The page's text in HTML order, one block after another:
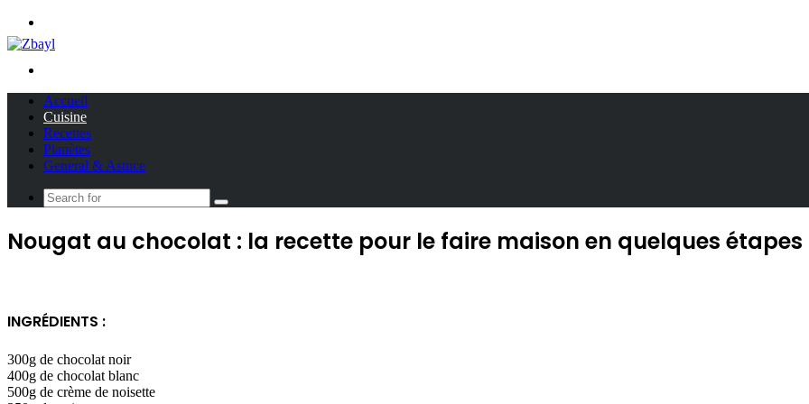
Accueil
Cuisine
Recettes
Planètes
General & Astuce
Search
Nougat au chocolat : la recette pour le faire maison en quelques étapes
INGRÉDIENTS :
300g de chocolat noir
400g de chocolat blanc
500g de crème de noisette